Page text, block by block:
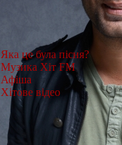
Яка це була пісня?
Музика Хіт FM
Афіша
Хітове відео